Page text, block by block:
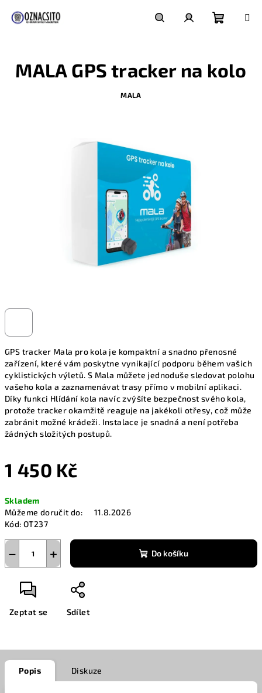
košík
GPS tracker Mala pro kola je kompaktní a snadno přenosné
zařízení, které vám poskytne vynikající podporu během vašich
cyklistických výletů. S Mala můžete jednoduše sledovat polohu
vašeho kola a zaznamenávat trasy přímo v mobilní aplikaci.
Díky funkci Hlídání kola navíc zvýšíte bezpečnost svého kola,
protože tracker okamžitě reaguje na jakékoli otřesy, což může
zabránit možné krádeži. Instalace je snadná a není potřeba
žádných složitých postupů.
1 450 Kč
cena:
Skladem
Můžeme doručit do:
11.8.2026
Kód: OT237
+
− Do košíku
Zeptat se Sdílet
MALA GPS tracker na kolo
MALA
Popis Diskuze